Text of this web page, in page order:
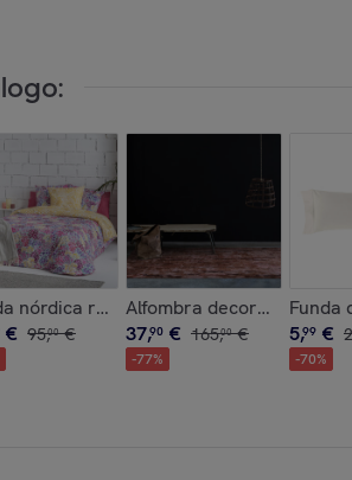
algodón CASUAL. Varias medidas y
nórdica reversible 100% algodón
€ 95,00 €
Alfombra decorativa
37,90 € 165,00 €
-77%
Funda
5,99 €
-70%